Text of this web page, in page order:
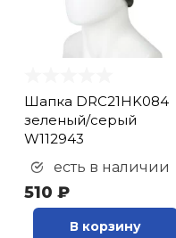
Шапка DRC21HK084
зеленый/серый
W112943
есть в наличии
510 ₽
В корзину